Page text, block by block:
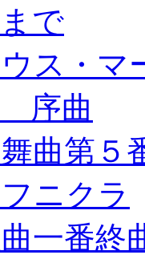
で
ス・マ
序曲
曲第５
ニクラ
一番終